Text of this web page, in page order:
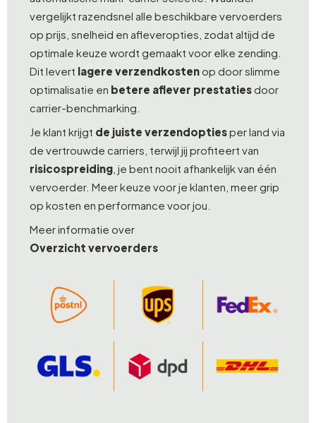
vergelijkt razendsnel alle beschikbare vervoerders
op prijs, snelheid en afleveropties, zodat altijd de
optimale keuze wordt gemaakt voor elke zending.
Dit levert lagere verzendkostenop door slimme
optimalisatie en betere aflever prestatiesdoor
carrier-benchmarking.
Je klant krijgt de juiste verzendoptiesper land via
de vertrouwde carriers, terwijl jij profiteert van
risicospreiding , je bent nooit afhankelijk van één
vervoerder. Meer keuze voor je klanten, meer grip
op kosten en performance voor jou.
Meer informatie over
Overzicht vervoerders